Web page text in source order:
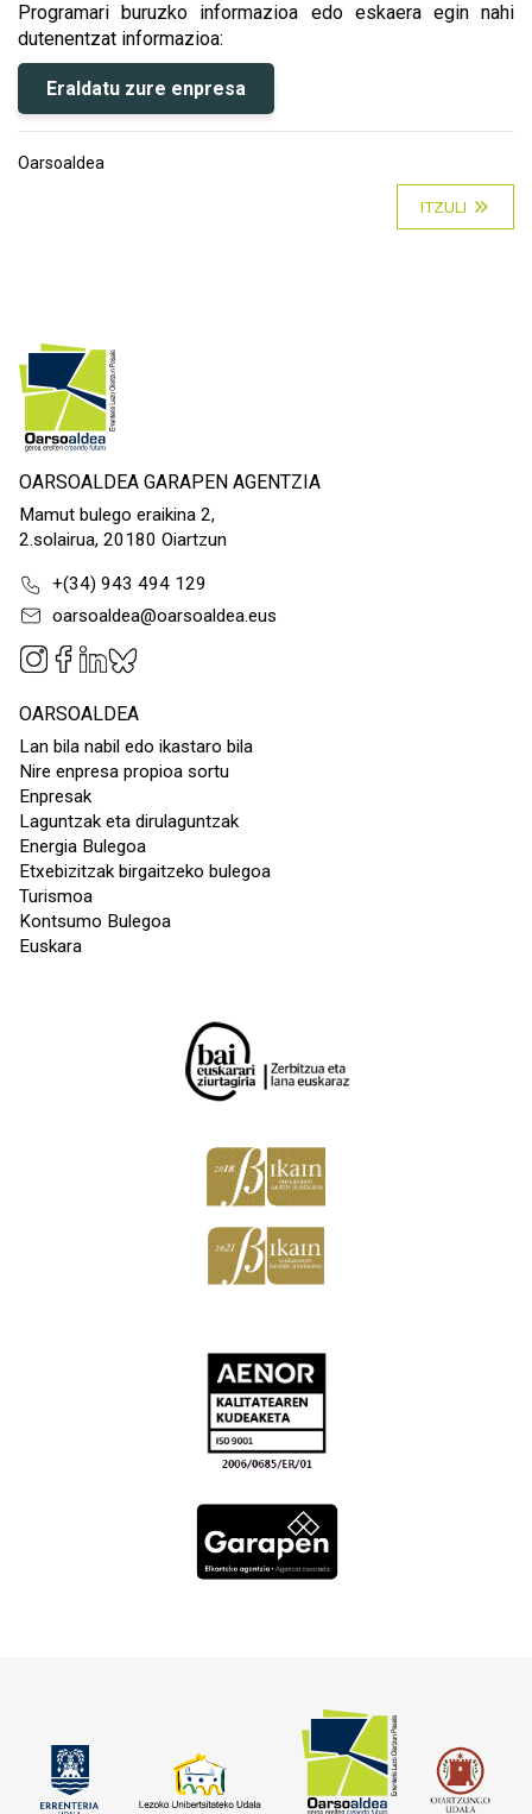
Programari buruzko informazioa edo eskaera egin nahi
dutenentzat informazioa:
Eraldatu zure enpresa
Oarsoaldea
ITZULI
OARSOALDEA GARAPEN AGENTZIA
Mamut bulego eraikina 2,
2.solairua, 20180 Oiartzun
+(34) 943 494 129
oarsoaldea@oarsoaldea.eus
OARSOALDEA
Lan bila nabil edo ikastaro bila
Nire enpresa propioa sortu
Enpresak
Laguntzak eta dirulaguntzak
Energia Bulegoa
Etxebizitzak birgaitzeko bulegoa
Turismoa
Kontsumo Bulegoa
Euskara